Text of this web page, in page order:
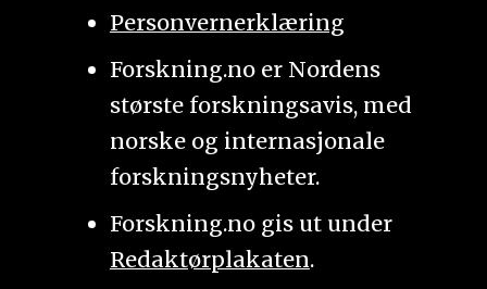
Personvernerklæring
Forskning.no er Nordens
største forskningsavis, med
norske og internasjonale
forskningsnyheter.
Forskning.no gis ut under
Redaktørplakaten.